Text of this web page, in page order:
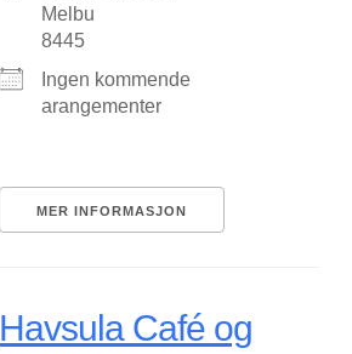
Melbu
8445
Ingen kommende
arangementer
MER INFORMASJON
Havsula Café og